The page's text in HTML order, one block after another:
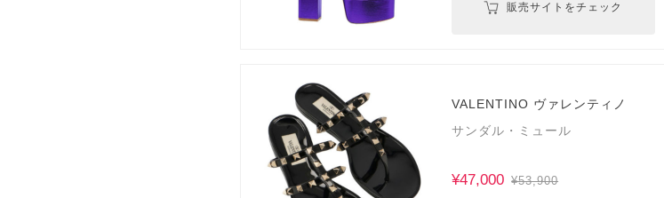
販売サイトをチェック
VALENTINO ヴァレンティノ
サンダル・ミュール
¥47,000 ¥53,900